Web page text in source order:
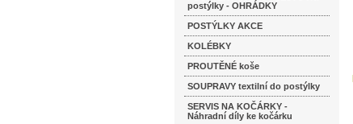
postýlky - OHRÁDKY
POSTÝLKY AKCE
KOLÉBKY
PROUTĚNÉ koše
SOUPRAVY textilní do postýlky
SERVIS NA KOČÁRKY -
Náhradní díly ke kočárku